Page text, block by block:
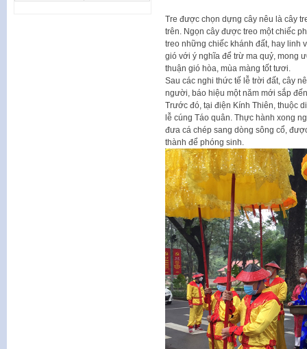
Tre được chọn dựng cây nêu là cây
trên. Ngọn cây được treo một chiếc
treo những chiếc khánh đất, hay linh
gió với ý nghĩa để trừ ma quỷ, mong
thuận gió hòa, mùa màng tốt tươi.
Sau các nghi thức tế lễ trời đất, cây
người, báo hiệu một năm mới sắp
Trước đó, tại điện Kính Thiên, thuộc
lễ cúng Táo quân. Thực hành xong
đưa cá chép sang dòng sông cổ,
thành để phóng sinh.